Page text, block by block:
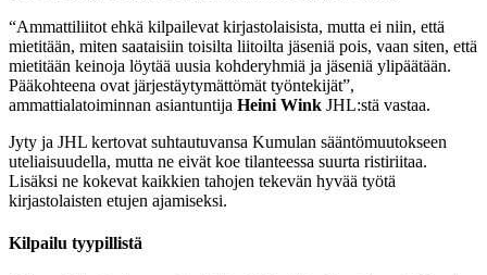
“Ammattiliitot ehkä kilpailevat kirjastolaisista, mutta ei niin, että
mietitään, miten saataisiin toisilta liitoilta jäseniä pois, vaan siten, että
mietitään keinoja löytää uusia kohderyhmiä ja jäseniä ylipäätään.
Pääkohteena ovat järjestäytymättömät työntekijät”,
ammattialatoiminnan asiantuntija Heini Wink JHL:stä vastaa.
Jyty ja JHL kertovat suhtautuvansa Kumulan sääntömuutokseen
uteliaisuudella, mutta ne eivät koe tilanteessa suurta ristiriitaa.
Lisäksi ne kokevat kaikkien tahojen tekevän hyvää työtä
kirjastolaisten etujen ajamiseksi.
Kilpailu tyypillistä